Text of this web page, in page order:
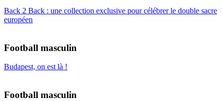
Back 2 Back : une collection exclusive pour célébrer le double sacre
européen
Football masculin
Budapest, on est là !
Football masculin